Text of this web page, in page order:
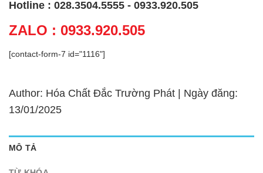
Hotline : 028.3504.5555 - 0933.920.505
ZALO : 0933.920.505
[contact-form-7 id="1116"]
Author: Hóa Chất Đắc Trường Phát | Ngày đăng:
13/01/2025
MÔ TẢ